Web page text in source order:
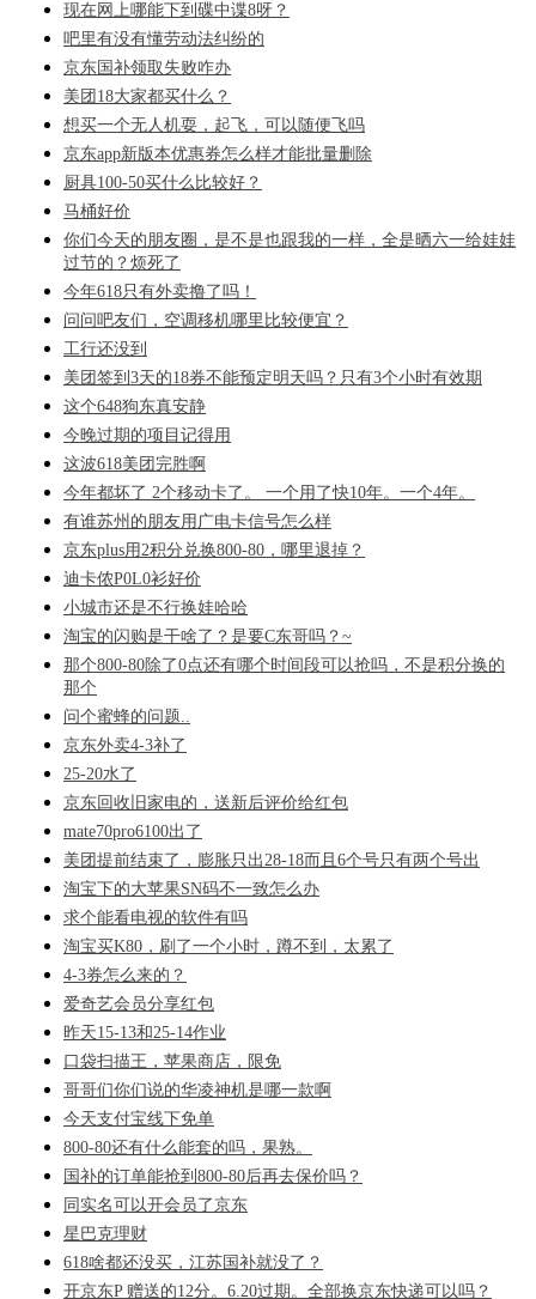
现在网上哪能下到碟中谍8呀？
吧里有没有懂劳动法纠纷的
京东国补领取失败咋办
美团18大家都买什么？
想买一个无人机耍，起飞，可以随便飞吗
京东app新版本优惠券怎么样才能批量删除
厨具100-50买什么比较好？
马桶好价
你们今天的朋友圈，是不是也跟我的一样，全是晒六一给娃娃
过节的？烦死了
今年618只有外卖撸了吗！
问问吧友们，空调移机哪里比较便宜？
工行还没到
美团签到3天的18券不能预定明天吗？只有3个小时有效期
这个648狗东真安静
今晚过期的项目记得用
这波618美团完胜啊
今年都坏了 2个移动卡了。 一个用了快10年。一个4年。
有谁苏州的朋友用广电卡信号怎么样
京东plus用2积分兑换800-80，哪里退掉？
迪卡侬P0L0衫好价
小城市还是不行换娃哈哈
淘宝的闪购是干啥了？是要C东哥吗？~
那个800-80除了0点还有哪个时间段可以抢吗，不是积分换的
那个
问个蜜蜂的问题..
京东外卖4-3补了
25-20水了
京东回收旧家电的，送新后评价给红包
mate70pro6100出了
美团提前结束了，膨胀只出28-18而且6个号只有两个号出
淘宝下的大苹果SN码不一致怎么办
求个能看电视的软件有吗
淘宝买K80，刷了一个小时，蹲不到，太累了
4-3券怎么来的？
爱奇艺会员分享红包
昨天15-13和25-14作业
口袋扫描王，苹果商店，限免
哥哥们你们说的华凌神机是哪一款啊
今天支付宝线下免单
800-80还有什么能套的吗，果熟。
国补的订单能抢到800-80后再去保价吗？
同实名可以开会员了京东
星巴克理财
618啥都还没买，江苏国补就没了？
开京东P 赠送的12分。6.20过期。全部换京东快递可以吗？